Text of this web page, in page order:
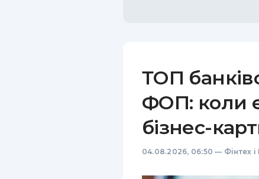
ТОП
ФОП: коли
бізнес-
04.08.2026, 06:50 — Фінтех